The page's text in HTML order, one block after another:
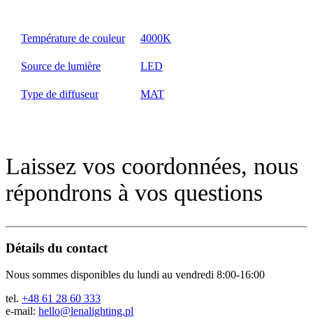
Température de couleur 4000K
Source de lumière LED
Type de diffuseur MAT
Laissez vos coordonnées, nous
répondrons à vos questions
Détails du contact
Nous sommes disponibles du lundi au vendredi 8:00-16:00
tel. +48 61 28 60 333
e-mail: hello@lenalighting.pl